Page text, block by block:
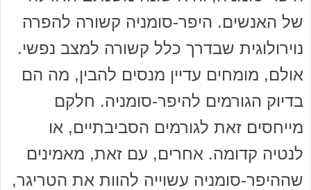
של האנשים. היפר-סומניה קשורה להפרה
נוירולוגית שבדרך כלל קשורה למצב נפשי.
אולם, מומחים עדיין מנסים להבין, מה הם
בדיוק הגורמים להיפר-סומניה. חלקם
מייחסים זאת לגורמים הסביבתיים, או
לנטיה קדומה. אחרים, עם זאת, מאמינים
שההיפר-סומניה עשוייה להוות את הטריגר,